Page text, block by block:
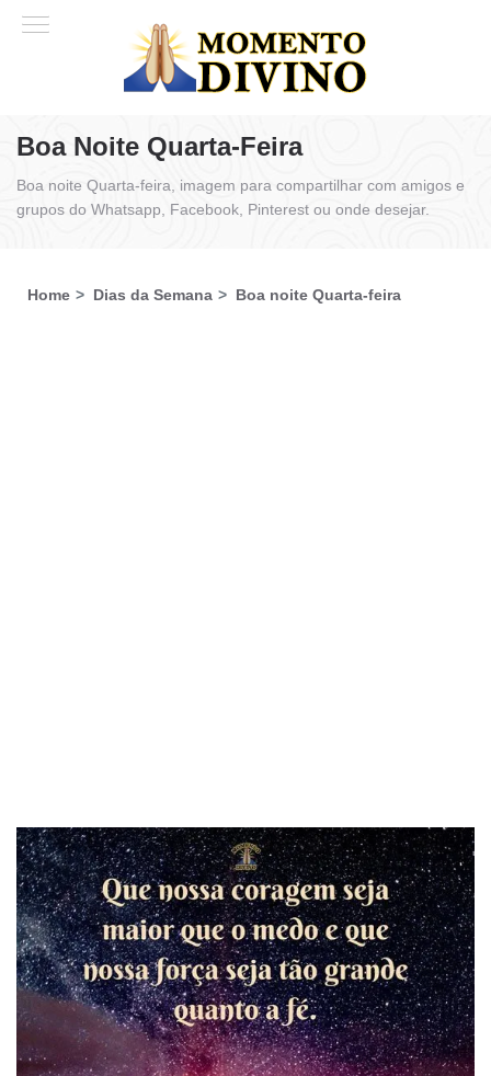
Boa Noite Quarta-Feira
Boa noite Quarta-feira, imagem para compartilhar com amigos e
grupos do Whatsapp, Facebook, Pinterest ou onde desejar.
Home Dias da Semana Boa noite Quarta-feira